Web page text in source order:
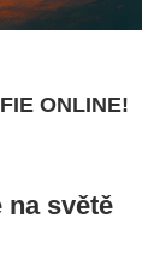
ONLINE!
na světě